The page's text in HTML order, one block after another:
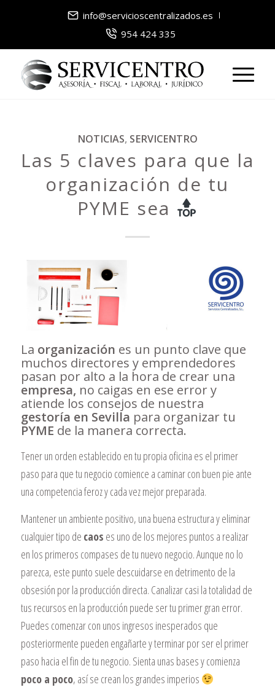
info@servicioscentralizados.es
954 424 335
NOTICIAS, SERVICENTRO
Las 5 claves para que la
organización de tu
PYME sea
La organización es un punto clave que
muchos directores y emprendedores
pasan por alto a la hora de crear una
empresa, no caigas en ese error y
atiende los consejos de nuestra
gestoría en Sevilla para organizar tu
PYME de la manera correcta.
Tener un orden establecido en tu propia oficina es el primer
paso para que tu negocio comience a caminar con buen pie ante
una competencia feroz y cada vez mejor preparada.
Mantener un ambiente positivo, una buena estructura y eliminar
cualquier tipo de caos es uno de los mejores puntos a realizar
en los primeros compases de tu nuevo negocio. Aunque no lo
parezca, este punto suele descuidarse en detrimento de la
obsesión por la producción directa. Canalizar casi la totalidad de
tus recursos en la producción puede ser tu primer gran error.
Puedes comenzar con unos ingresos inesperados que
posteriormente pueden engañarte y terminar por ser el primer
paso hacia el fin de tu negocio. Sienta unas bases y comienza
poco a poco, así se crean los grandes imperios